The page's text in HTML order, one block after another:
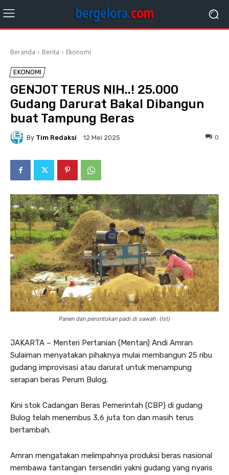
Beranda Berita Ekonomi
EKONOMI
GENJOT TERUS NIH..! 25.000
Gudang Darurat Bakal Dibangun
buat Tampung Beras
By Tim Redaksi 12 Mei 2025 0
Panen dan perontokan padi di sawah. (Ist)
JAKARTA – Menteri Pertanian (Mentan) Andi Amran
Sulaiman menyatakan pihaknya mulai membangun 25 ribu
gudang improvisasi atau darurat untuk menampung
serapan beras Perum Bulog.
Kini stok Cadangan Beras Pemerintah (CBP) di gudang
Bulog telah menembus 3,6 juta ton dan masih terus
bertambah.
Amran mengatakan melimpahnya produksi beras nasional
membawa tantangan tersendiri yakni gudang yang nyaris